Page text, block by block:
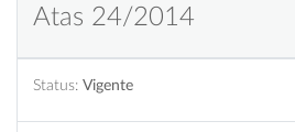
Atas 24/2014
Status: Vigente